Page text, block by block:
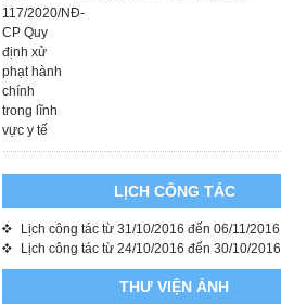
LỊCH CÔNG TÁC
Lịch công tác từ 31/10/2016 đến 06/11/2016
Lịch công tác từ 24/10/2016 đến 30/10/2016
THƯ VIỆN ẢNH